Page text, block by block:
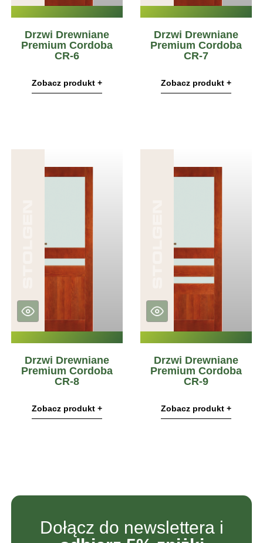
Drzwi Drewniane
Premium Cordoba
CR-6
Zobacz produkt +
Drzwi Drewniane
Premium Cordoba
CR-7
Zobacz produkt +
Drzwi Drewniane
Premium Cordoba
CR-8
Zobacz produkt +
Drzwi Drewniane
Premium Cordoba
CR-9
Zobacz produkt +
Dołącz do newslettera i